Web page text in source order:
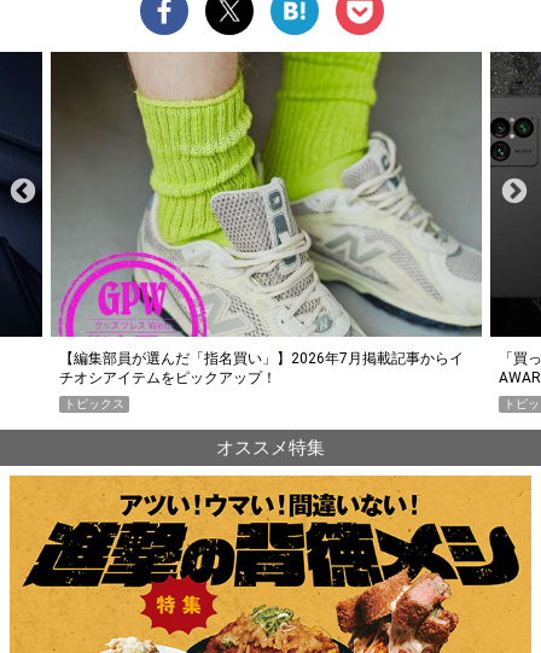
「買って損なし」の極上スマホ5選【GoodsPress 2026上半期
AWARD】
トピックス
薄着
PR
オススメ特集